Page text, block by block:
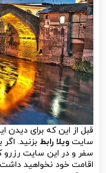
قبل از این که برای دیدن
سایت ویلا رابط بزنید. اگر
سفر و در این سایت رزرو
اقامت خود نخواهید